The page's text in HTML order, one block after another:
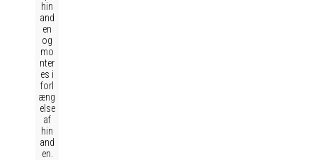
hin
and
en
og
mo
nter
es i
forl
æng
else
af
hin
and
en.